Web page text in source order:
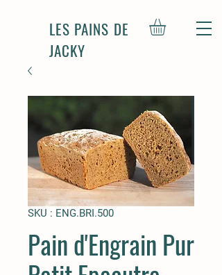
LES PAINS DE
JACKY
SKU : ENG.BRI.500
Pain d'Engrain Pur